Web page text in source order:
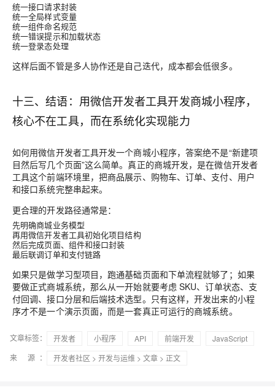
统一接口请求封装
统一全局样式变量
统一组件命名规范
统一错误提示和加载状态
统一登录态处理
这样后面不管是多人协作还是自己迭代，成本都会低很多。
十三、结语：用微信开发者工具开发商城小程序，
核心不在工具，而在系统化实现能力
如何用微信开发者工具开发一个商城小程序，答案绝不是“新建项
目然后写几个页面”这么简单。真正的商城开发，是在微信开发者
工具这个前端环境里，把商品展示、购物车、订单、支付、用户
和接口系统完整串起来。
更合理的开发路径通常是：
先明确商城业务模型
再用微信开发者工具初始化项目结构
然后完成页面、组件和接口封装
最后联调订单和支付链路
如果只是做学习型项目，跑通基础页面和下单流程就够了；如果
要做正式商城系统，那么从一开始就要考虑 SKU、订单状态、支
付回调、接口分层和后端技术选型。只有这样，开发出来的小程
序才不是一个演示页面，而是一套真正可运行的商城系统。
文章标签： 开发者 小程序 API 前端开发
JavaScript
来 源：
开发者社区 > 开发与运维 > 文章 > 正文